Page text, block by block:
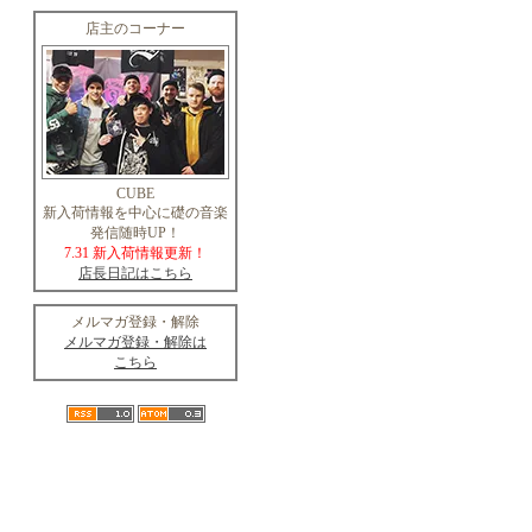
店主のコーナー
CUBE
新入荷情報を中心に礎の音楽
発信随時UP！
7.31 新入荷情報更新！
店長日記はこちら
メルマガ登録・解除
メルマガ登録・解除は
こちら